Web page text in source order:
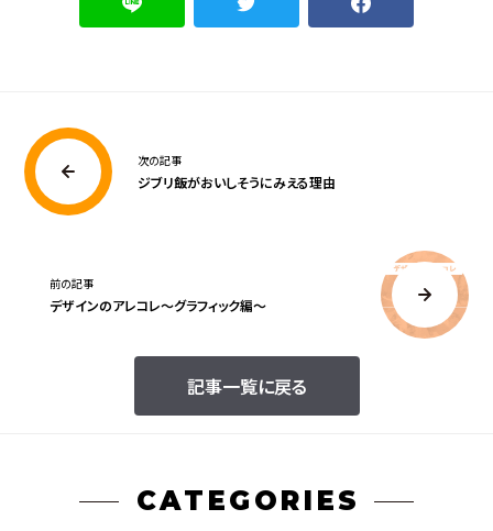
次の記事
ジブリ飯がおいしそうにみえる理由
記事一覧に戻る
前の記事
デザインのアレコレ～グラフィック編～
CATEGORIES